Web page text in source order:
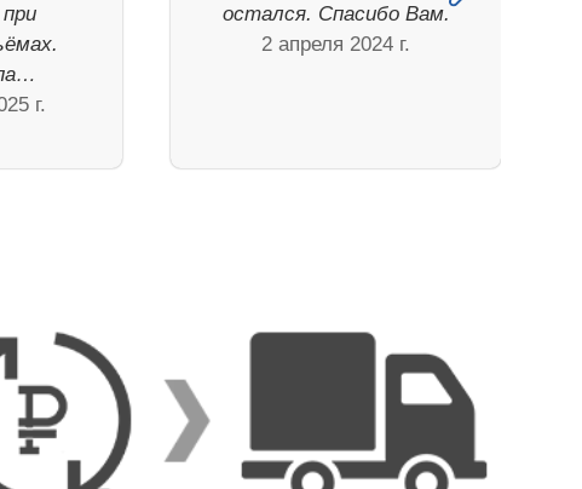
г.
остался. Спасибо Вам.
2 апреля 2024 г.